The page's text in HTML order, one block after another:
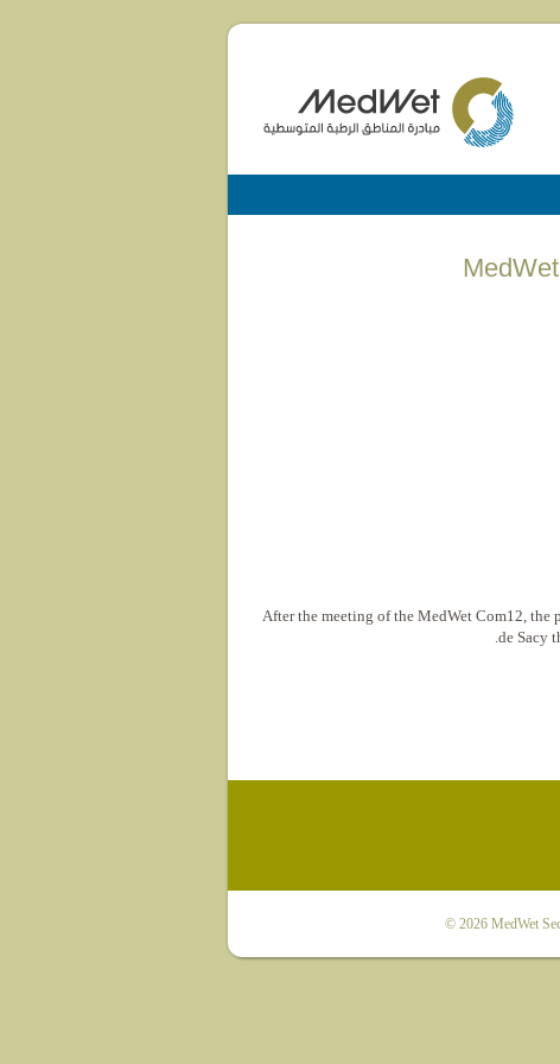
After the meeting of the MedWet Com12,
de Sacy
© 2026 MedWet